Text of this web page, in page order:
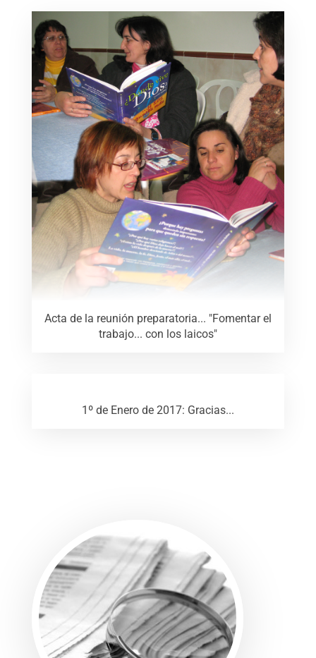
Acta de la reunión preparatoria... "Fomentar el
trabajo... con los laicos"
1º de Enero de 2017: Gracias...